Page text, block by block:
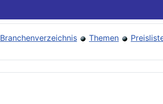
Branchenverzeichnis Themen